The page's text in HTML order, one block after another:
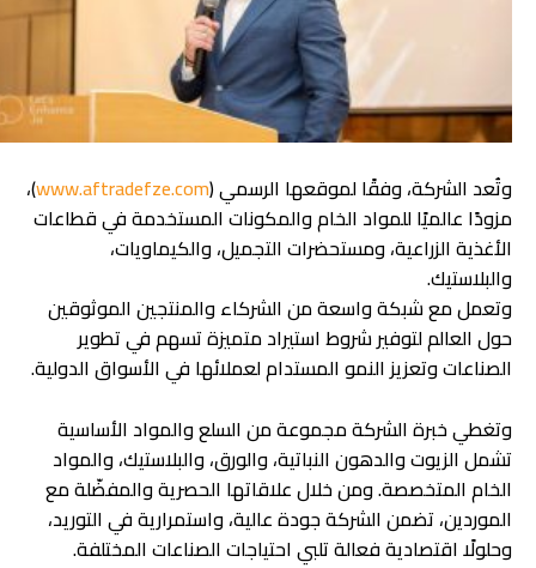
وتُعد الشركة، وفقًا لموقعها الرسمي (www.aftradefze.com)،
مزودًا عالميًا للمواد الخام والمكونات المستخدمة في قطاعات
الأغذية الزراعية، ومستحضرات التجميل، والكيماويات،
والبلاستيك.
وتعمل مع شبكة واسعة من الشركاء والمنتجين الموثوقين
حول العالم لتوفير شروط استيراد متميزة تسهم في تطوير
الصناعات وتعزيز النمو المستدام لعملائها في الأسواق الدولية.
وتغطي خبرة الشركة مجموعة من السلع والمواد الأساسية
تشمل الزيوت والدهون النباتية، والورق، والبلاستيك، والمواد
الخام المتخصصة. ومن خلال علاقاتها الحصرية والمفضّلة مع
الموردين، تضمن الشركة جودة عالية، واستمرارية في التوريد،
وحلولًا اقتصادية فعالة تلبي احتياجات الصناعات المختلفة.